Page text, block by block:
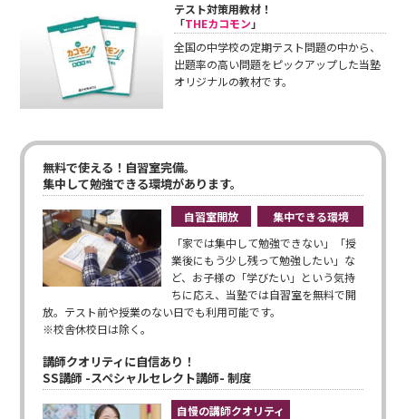
テスト対策用教材！
「THEカコモン」
全国の中学校の定期テスト問題の中から、
出題率の高い問題をピックアップした当塾
オリジナルの教材です。
無料で使える！自習室完備。
集中して勉強できる環境があります。
自習室開放
集中できる環境
「家では集中して勉強できない」「授
業後にもう少し残って勉強したい」な
ど、お子様の「学びたい」という気持
ちに応え、当塾では自習室を無料で開
放。テスト前や授業のない日でも利用可能です。
※校舎休校日は除く。
講師クオリティに自信あり！
SS講師 -スペシャルセレクト講師- 制度
自慢の講師クオリティ